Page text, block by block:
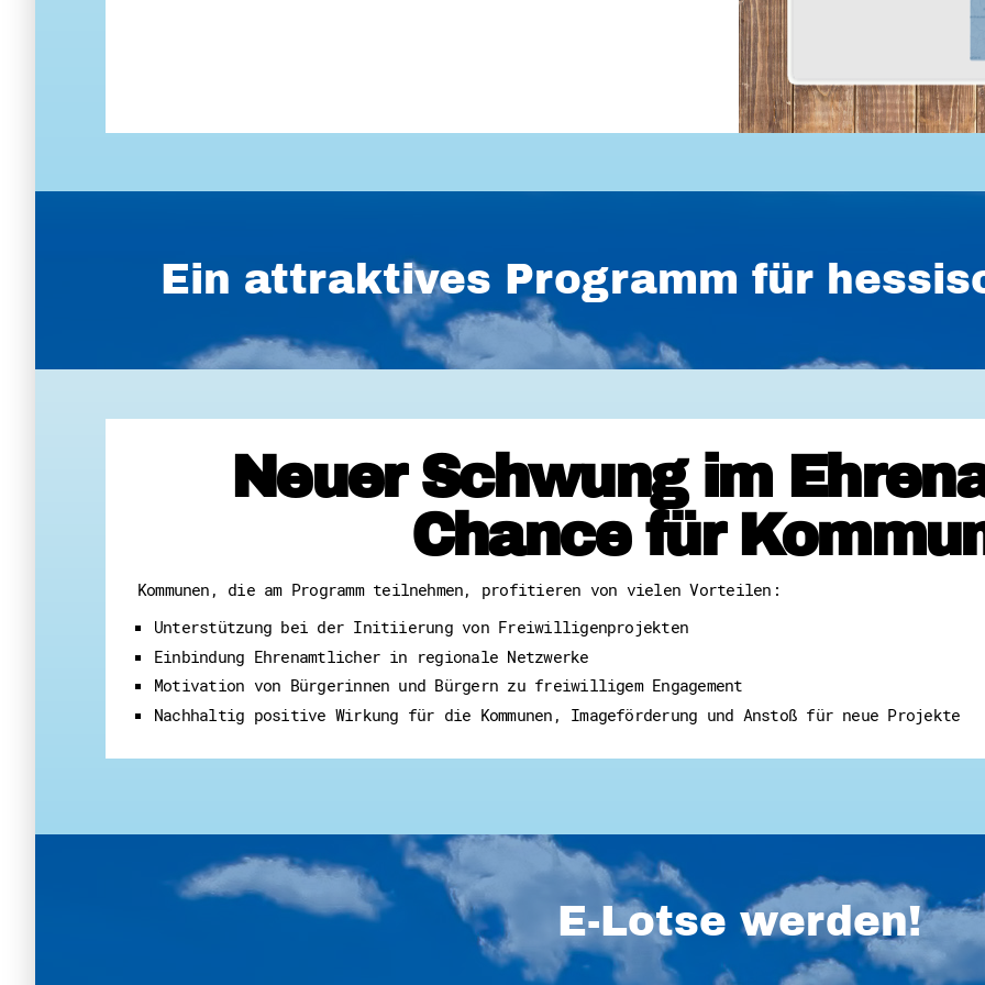
Ein attraktives Programm für
Neuer Schwung im
Chance für
Kommunen, die am Programm teilnehmen, profitieren von vielen Vorteilen:
Unterstützung bei der Initiierung von Freiwilligenprojekten
Einbindung Ehrenamtlicher in regionale Netzwerke
Motivation von Bürgerinnen und Bürgern zu freiwilligem Engagement
Nachhaltig positive Wirkung für die Kommunen, Imageförderung und Anstoß für neue Projekte
E-Lotse werden!